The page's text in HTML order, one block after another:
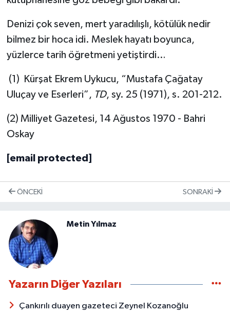
Denizi çok seven, mert yaradılışlı, kötülük nedir
bilmez bir hoca idi. Meslek hayatı boyunca,
yüzlerce tarih öğretmeni yetiştirdi…
(1) Kürşat Ekrem Uykucu, “Mustafa Çağatay
Uluçay ve Eserleri”, TD, sy. 25 (1971), s. 201-212.
(2) Milliyet Gazetesi, 14 Ağustos 1970 - Bahri
Oskay
[email protected]
ÖNCEKI SONRAKI
Metin Yılmaz
Yazarın Diğer Yazıları
Çankırılı duayen gazeteci Zeynel Kozanoğlu